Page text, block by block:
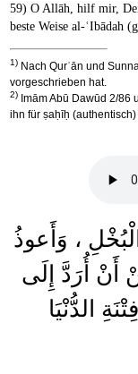
59) O Allāh, hilf mir,
beste Weise al-ʿIbādah
1) Nach Qurʾān und
vorgeschrieben hat.
2) Imām Abū Dawūd 2/86
ihn für ṣaḥīḥ
، وَأَعوذُ
أَنْ أُرَدَّ إِلَى
الدُّنْيَا